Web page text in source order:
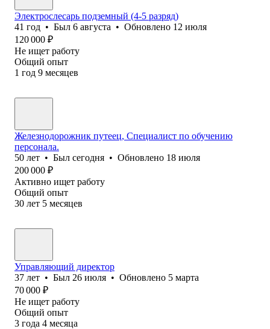
Электрослесарь подземный (4-5 разряд)
41 год • Был 6 августа • Обновлено 12 июля
120 000 ₽
Не ищет работу
Общий опыт
1 год 9 месяцев
Железнодорожник путеец, Специалист по обучению
персонала.
50 лет • Был сегодня • Обновлено 18 июля
200 000 ₽
Активно ищет работу
Общий опыт
30 лет 5 месяцев
Управляющий директор
37 лет • Был 26 июля • Обновлено 5 марта
70 000 ₽
Не ищет работу
Общий опыт
3 года 4 месяца